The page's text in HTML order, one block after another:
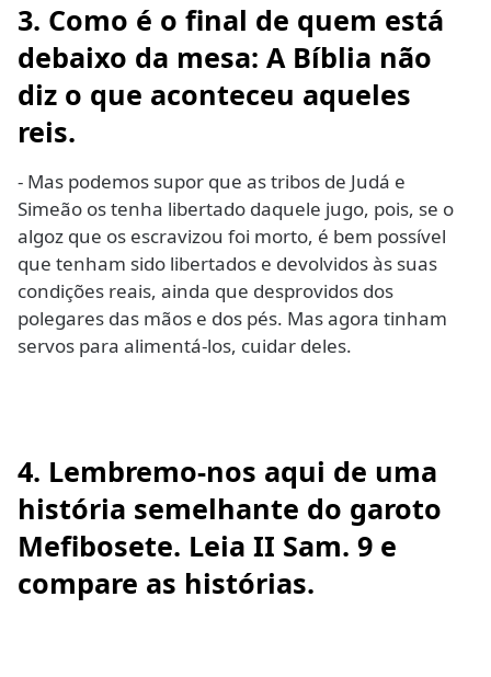
3. Como é o final de quem está
debaixo da mesa: A Bíblia não
diz o que aconteceu aqueles
reis.
- Mas podemos supor que as tribos de Judá e
Simeão os tenha libertado daquele jugo, pois, se o
algoz que os escravizou foi morto, é bem possível
que tenham sido libertados e devolvidos às suas
condições reais, ainda que desprovidos dos
polegares das mãos e dos pés. Mas agora tinham
servos para alimentá-los, cuidar deles.
4. Lembremo-nos aqui de uma
história semelhante do garoto
Mefibosete. Leia II Sam. 9 e
compare as histórias.